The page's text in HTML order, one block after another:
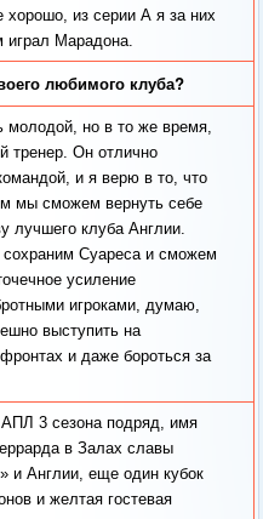
хорошо, из серии А я за них
Марадона.
любимого клуба?
молодой, но в то же время,
тренер. Он отлично
и я верю в то, что
мы сможем вернуть себе
лучшего клуба Англии.
Суареса и сможем
усиление
игроками, думаю,
выступить на
и даже бороться за
3 сезона подряд, имя
в Залах славы
и Англии, еще один кубок
и желтая гостевая